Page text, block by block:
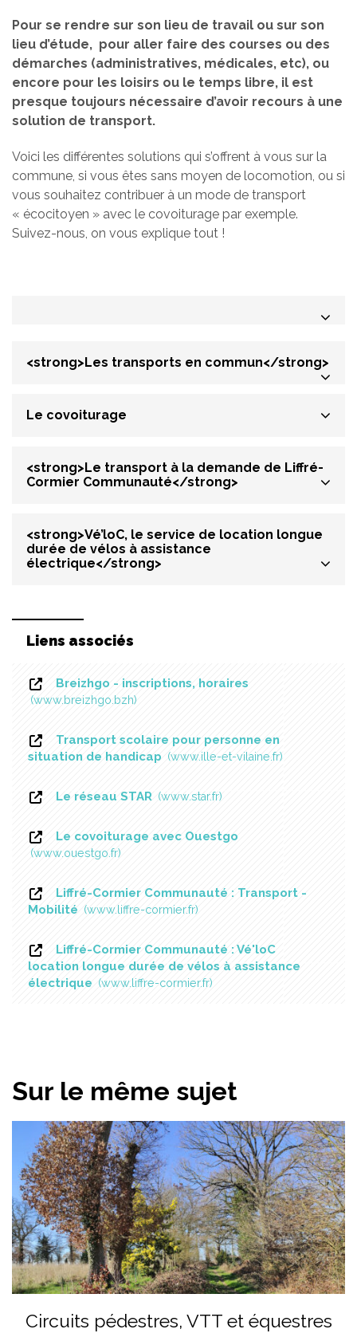
Pour se rendre sur son lieu de travail ou sur son
lieu d’étude, pour aller faire des courses ou des
démarches (administratives, médicales, etc), ou
encore pour les loisirs ou le temps libre, il est
presque toujours nécessaire d’avoir recours à une
solution de transport.
Voici les différentes solutions qui s’offrent à vous sur la
commune, si vous êtes sans moyen de locomotion, ou si
vous souhaitez contribuer à un mode de transport
« écocitoyen » avec le covoiturage par exemple.
Suivez-nous, on vous explique tout !
<strong>Les transports en commun</strong>
Le covoiturage
<strong>Le transport à la demande de Liffré-
Cormier Communauté</strong>
<strong>Vé’loC, le service de location longue
durée de vélos à assistance
électrique</strong>
Liens associés
Breizhgo - inscriptions, horaires
www.breizhgo.bzh
Transport scolaire pour personne en
situation de handicap
www.ille-et-vilaine.fr
Le réseau STAR www.star.fr
Le covoiturage avec Ouestgo
www.ouestgo.fr
Liffré-Cormier Communauté : Transport -
Mobilité
www.liffre-cormier.fr
Liffré-Cormier Communauté : Vé'loC
location longue durée de vélos à assistance
électrique
www.liffre-cormier.fr
Sur le même sujet
Circuits pédestres, VTT et équestres